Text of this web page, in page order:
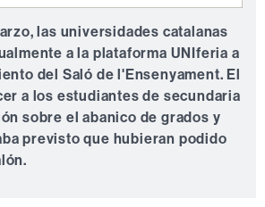
las universidades catalanas
a la plataforma UNIferia a
del Saló de l'Ensenyament. El
a los estudiantes de secundaria
sobre el abanico de grados y
previsto que hubieran podido